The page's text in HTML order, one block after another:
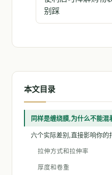
别踩
本文目录
同样是缠绕膜,为什么不能混
六个实际差别,直接影响你的
拉伸方式和拉伸率
厚度和卷重